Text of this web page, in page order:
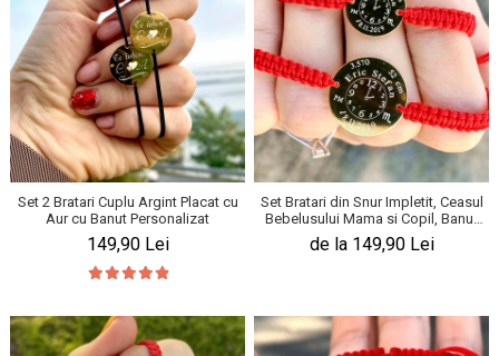
Set 2 Bratari Cuplu Argint Placat cu
Aur cu Banut Personalizat
149,90 Lei
Set Bratari din Snur Impletit, Ceasul
Bebelusului Mama si Copil, Banut
19 & 14 Mm Personalizat Gravura
Argint 925
de la 149,90 Lei